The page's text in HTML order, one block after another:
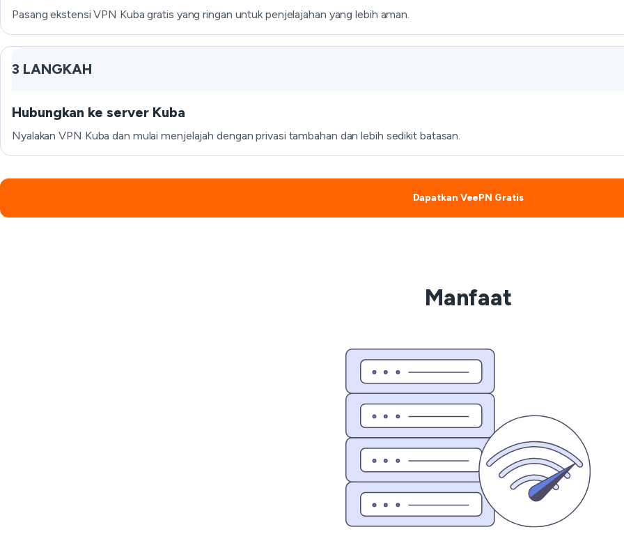
Pasang ekstensi VPN Kuba gratis yang ringan untuk penjelajahan yang lebih aman.
3 LANGKAH
Hubungkan ke server Kuba
Nyalakan VPN Kuba dan mulai menjelajah dengan privasi tambahan dan lebih sedikit batasan.
Dapatkan VeePN Gratis
Manfaat